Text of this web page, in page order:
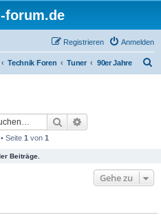
forum.de
Anmelden
Registrieren
Technik Foren Tuner 90er Jahre
Suche
Seite 1 von 1
Beiträge.
Gehe zu